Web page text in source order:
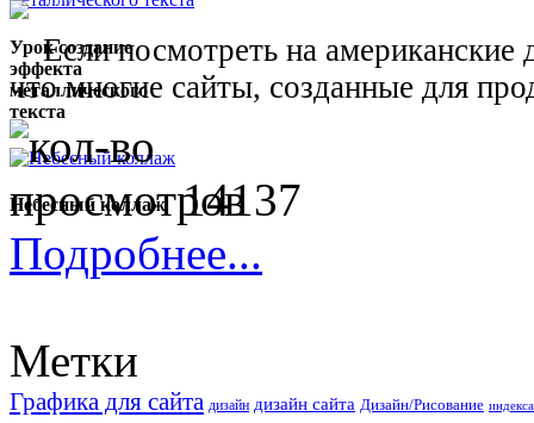
Урок создание
эффекта
металлического
текста
Небесный коллаж
Если посмотреть на американские
что многие сайты, созданные для
14137
Подробнее...
Метки
Графика для сайта дизайн дизайн сайта Дизайн/Рисование